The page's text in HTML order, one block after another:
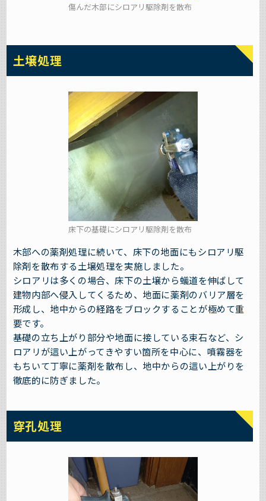
傷んだ木部にシロアリ駆除剤を散布
土壌処理
床下の基礎にシロアリ駆除剤を散布
木部への薬剤処理に続いて、床下の地面にもシロアリ駆
除剤を散布する土壌処理を実施しました。
シロアリは多くの場合、床下の土壌から蟻道を伸ばして
建物内部へ侵入してくるため、地面に薬剤のバリア層を
形成し、地中からの経路をブロックすることが極めて重
要です。
基礎の立ち上がり部分や地面に接している束石など、シ
ロアリが這い上がってきやすい箇所を中心に、噴霧器を
もちいて丁寧に薬剤を散布し、地中からの這い上がりを
徹底的に防ぎました。
穿孔処理